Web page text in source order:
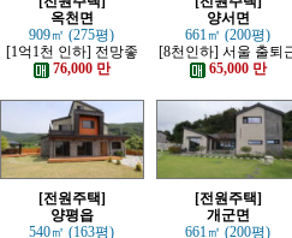
옥천면
909㎡ (275평)
[1억1천 인하] 전망좋
고 력셔리한 단층 철콘
전원주택
76,000 만
양서면
661㎡ (200평)
[8천인하] 서울 출퇴
가능한 잘 지은 고급
65,000 만
[전원주택]
양평읍
540㎡ (163평)
[전원주택]
개군면
661㎡ (200평)